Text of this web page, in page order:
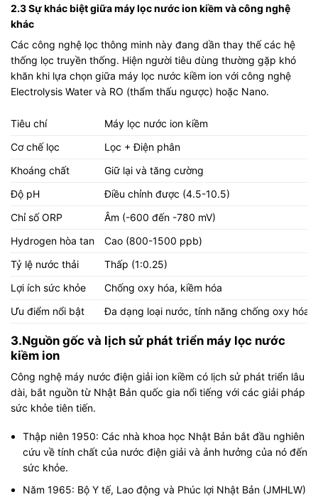
2.3 Sự khác biệt giữa máy lọc nước ion kiềm và công nghệ
khác
Các công nghệ lọc thông minh này đang dần thay thế các hệ
thống lọc truyền thống. Hiện người tiêu dùng thường gặp khó
khăn khi lựa chọn giữa máy lọc nước kiềm ion với công nghệ
Electrolysis Water và RO (thẩm thấu ngược) hoặc Nano.
Tiêu chí
Máy lọc nước ion kiềm
Cơ chế lọc
Lọc + Điện phân
Khoáng chất
Giữ lại và tăng cường
Độ pH
Điều chỉnh được (4.5-10.5)
Chỉ số ORP
Âm (-600 đến -780 mV)
Hydrogen hòa tan
Cao (800-1500 ppb)
Tỷ lệ nước thải
Thấp (1:0.25)
Lợi ích sức khỏe
Chống oxy hóa, kiềm hóa
Ưu điểm nổi bật
Đa dạng loại nước, tính năng chống oxy hóa
3.Nguồn gốc và lịch sử phát triển máy lọc nước
kiềm ion​
Công nghệ máy nước điện giải ion kiềm có lịch sử phát triển lâu
dài, bắt nguồn từ Nhật Bản quốc gia nổi tiếng với các giải pháp
sức khỏe tiên tiến.
Thập niên 1950: Các nhà khoa học Nhật Bản bắt đầu nghiên
cứu về tính chất của nước điện giải và ảnh hưởng của nó đến
sức khỏe.
Năm 1965: Bộ Y tế, Lao động và Phúc lợi Nhật Bản (JMHLW)